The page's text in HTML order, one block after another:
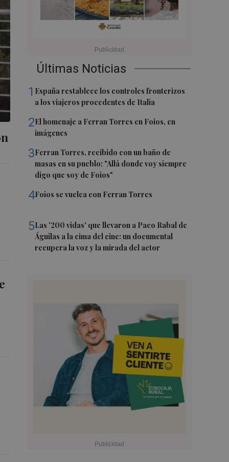
Últimas Noticias
1 España restablece los controles fronterizos
a los viajeros procedentes de Italia
2El homenaje a Ferran Torres en Foios, en
imágenes
3Ferran Torres, recibido con un baño de
masas en su pueblo: "Allá donde voy siempre
digo que soy de Foios"
4Foios se vuelca con Ferran Torres
5Las '200 vidas' que llevaron a Paco Rabal de
Águilas a la cima del cine: un documental
recupera la voz y la mirada del actor